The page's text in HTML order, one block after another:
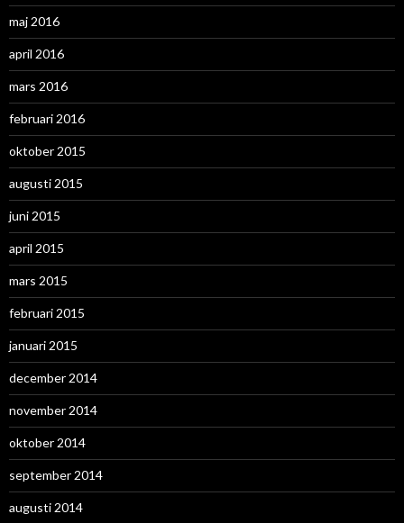
maj 2016
april 2016
mars 2016
februari 2016
oktober 2015
augusti 2015
juni 2015
april 2015
mars 2015
februari 2015
januari 2015
december 2014
november 2014
oktober 2014
september 2014
augusti 2014